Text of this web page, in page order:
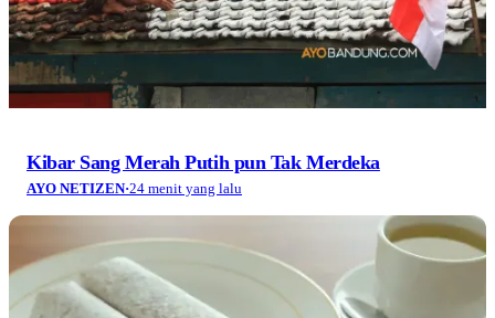
Kibar Sang Merah Putih pun Tak Merdeka
AYO NETIZEN·24 menit yang lalu